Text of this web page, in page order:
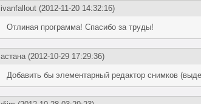
ivanfallout (2012-11-20 14:32:16)
Отлиная программа! Спасибо за труды!
астана(2012-10-29 17:29:36)
Добавить бы элементарный редактор снимков